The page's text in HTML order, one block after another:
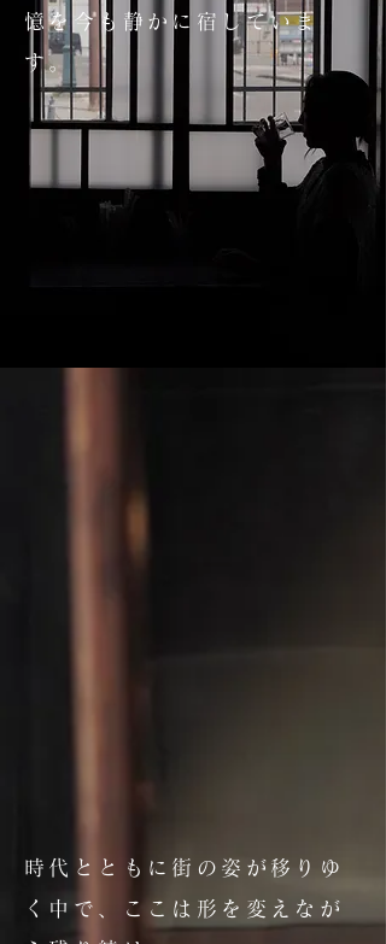
憶を今も静かに宿していま
す。
時代とともに街の姿が移りゆ
く中で、ここは形を変えなが